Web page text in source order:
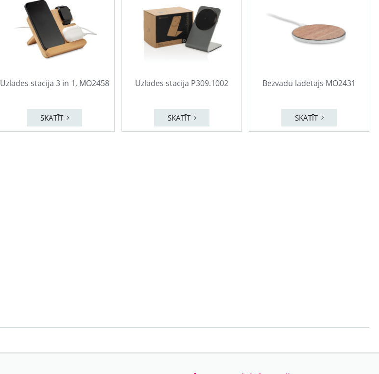
Uzlādes stacija 3 in 1, MO2458
SKATĪT
Uzlādes stacija P309.1002
SKATĪT
Bezvadu lādētājs MO2431
SKATĪT